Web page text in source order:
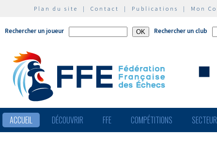
Plan du site | Contact | Publications | Mon
Rechercher un joueur Rechercher un club
ACCUEIL DÉCOUVRIR FFE COMPÉTITIONS